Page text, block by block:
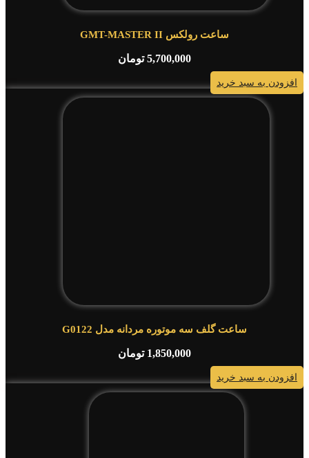
ساعت رولکس GMT-MASTER II
5,700,000 تومان
افزودن به سبد خرید
ساعت گلف سه موتوره مردانه مدل G0122
1,850,000 تومان
افزودن به سبد خرید